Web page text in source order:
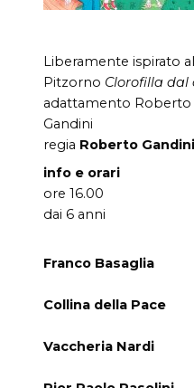
Liberamente ispirato
Pitzorno Clorofilla dal
adattamento
Gandini
regia Roberto Gandini
info e orari
ore 16.00
dai 6 anni
Franco Basaglia
Collina della Pace
Vaccheria Nardi